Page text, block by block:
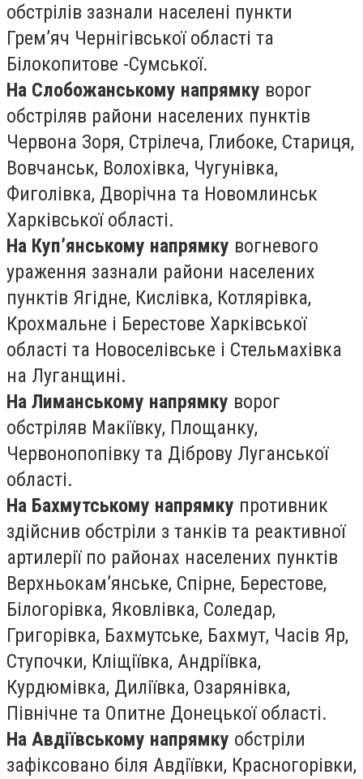
обстрілів зазнали населені пункти
Грем’яч Чернігівської області та
Білокопитове -Сумської.
На Слобожанському напрямку ворог
обстріляв райони населених пунктів
Червона Зоря, Стрілеча, Глибоке, Стариця,
Вовчанськ, Волохівка, Чугунівка,
Фиголівка, Дворічна та Новомлинськ
Харківської області.
На Куп’янському напрямку вогневого
ураження зазнали райони населених
пунктів Ягідне, Кислівка, Котлярівка,
Крохмальне і Берестове Харківської
області та Новоселівське і Стельмахівка
на Луганщині.
На Лиманському напрямку ворог
обстріляв Макіївку, Площанку,
Червонопопівку та Діброву Луганської
області.
На Бахмутському напрямку противник
здійснив обстріли з танків та реактивної
артилерії по районах населених пунктів
Верхньокам’янське, Спірне, Берестове,
Білогорівка, Яковлівка, Соледар,
Григорівка, Бахмутське, Бахмут, Часів Яр,
Ступочки, Кліщіївка, Андріївка,
Курдюмівка, Диліївка, Озарянівка,
Північне та Опитне Донецької області.
На Авдіївському напрямку обстріли
зафіксовано біля Авдіївки, Красногорівки,